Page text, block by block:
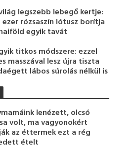
legszebb lebegő kertje:
rózsaszín lótusz borítja
egyik tavát
titkos módszere: ezzel
masszával lesz újra tiszta
lábos súrolás nélkül is
lenézett, olcsó
volt, ma vagyonokért
az éttermek ezt a rég
ételt